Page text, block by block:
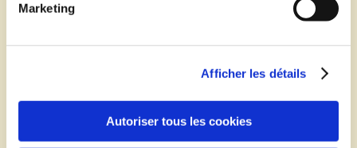
Marketing
Afficher les détails
Autoriser tous les cookies
Suivez-nous !
À propos